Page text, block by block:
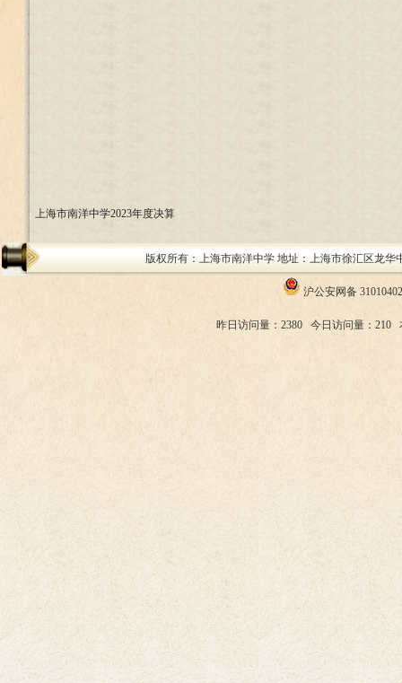
上海市南洋中学2023年度决算
版权所有：上海市南洋中学 地址：上海市徐汇区龙华
沪公安网备
昨日访问量：2380 今日访问量：210